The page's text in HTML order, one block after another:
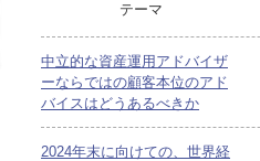
テーマ
中立的な資産運用アドバイザ
ーならではの顧客本位のアド
バイスはどうあるべきか
2024年末に向けての、世界経